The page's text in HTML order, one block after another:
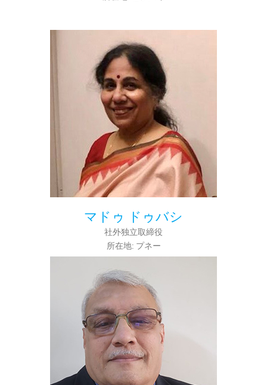
マドゥ ドゥバシ
社外独立取締役
所在地: プネー